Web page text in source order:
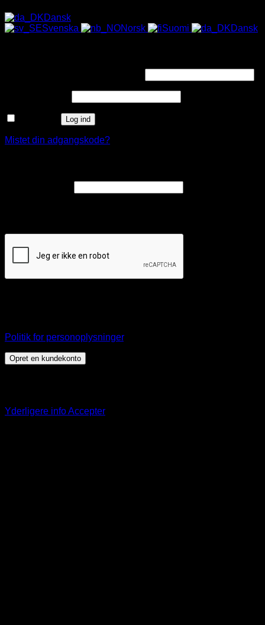
Dansk
Svenska
Norsk Suomi Dansk
Log ind
Mistet din adgangskode?
Politik for personoplysninger.
Opret en kundekonto
Yderligere infoAccepter